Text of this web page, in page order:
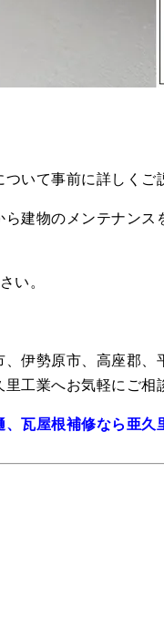
いて事前に詳しくご
建物のメンテナン
い。
伊勢原市、高座郡
工業へお気軽にご相
瓦屋根補修なら亜久